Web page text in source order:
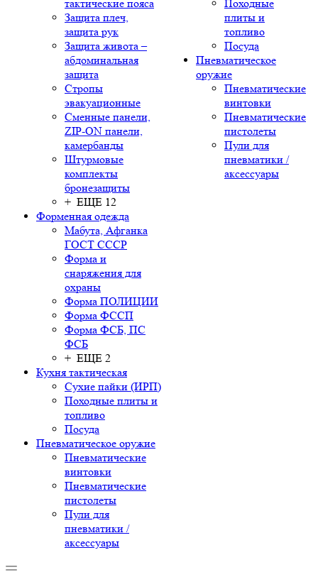
тактические пояса
Защита плеч,
защита рук
Защита живота –
абдоминальная
защита
Стропы
эвакуационные
Сменные панели,
ZIP-ON панели,
камербанды
Штурмовые
комплекты
бронезащиты
+ ЕЩЕ 12
Форменная одежда
Мабута, Афганка
ГОСТ СССР
Форма и
снаряжения для
охраны
Форма ПОЛИЦИИ
Форма ФССП
Форма ФСБ, ПС
ФСБ
+ ЕЩЕ 2
Кухня тактическая
Сухие пайки (ИРП)
Походные плиты и
топливо
Посуда
Пневматическое оружие
Пневматические
винтовки
Пневматические
пистолеты
Пули для
пневматики /
аксессуары
Походные
плиты и
топливо
Посуда
Пневматическое
оружие
Пневматические
винтовки
Пневматические
пистолеты
Пули для
пневматики /
аксессуары